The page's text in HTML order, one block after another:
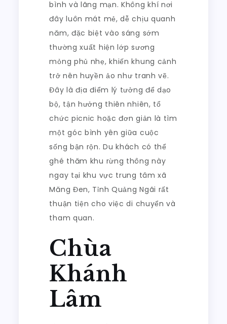
bình và lãng mạn. Không khí nơi
đây luôn mát mẻ, dễ chịu quanh
năm, đặc biệt vào sáng sớm
thường xuất hiện lớp sương
mỏng phủ nhẹ, khiến khung cảnh
trở nên huyền ảo như tranh vẽ.
Đây là địa điểm lý tưởng để dạo
bộ, tận hưởng thiên nhiên, tổ
chức picnic hoặc đơn giản là tìm
một góc bình yên giữa cuộc
sống bận rộn. Du khách có thể
ghé thăm khu rừng thông này
ngay tại khu vực trung tâm xã
Măng Đen, Tỉnh Quảng Ngãi rất
thuận tiện cho việc di chuyển và
tham quan.
Chùa
Khánh
Lâm